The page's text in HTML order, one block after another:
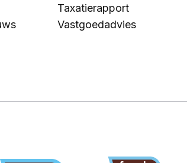
Taxatierapport
Vastgoedadvies